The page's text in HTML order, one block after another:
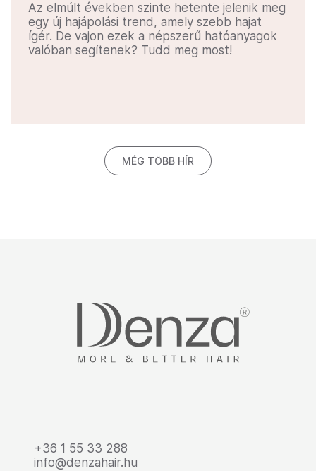
Az elmúlt években szinte hetente jelenik meg
egy új hajápolási trend, amely szebb hajat
ígér. De vajon ezek a népszerű hatóanyagok
valóban segítenek? Tudd meg most!
MÉG TÖBB HÍR
+36 1 55 33 288
info@denzahair.hu